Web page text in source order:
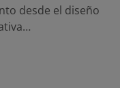
desde el diseño